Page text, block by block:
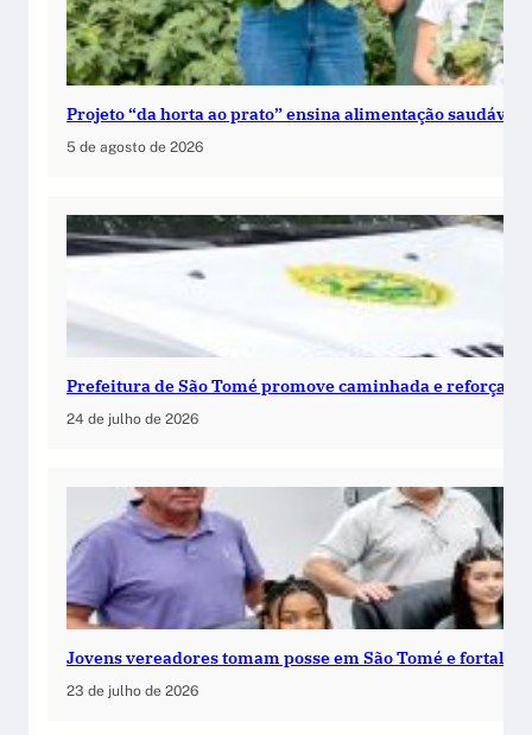
Projeto “da horta ao prato” ensina alimentação saudável
5 de agosto de 2026
Prefeitura de São Tomé promove caminhada e reforça
24 de julho de 2026
Jovens vereadores tomam posse em São Tomé e
23 de julho de 2026